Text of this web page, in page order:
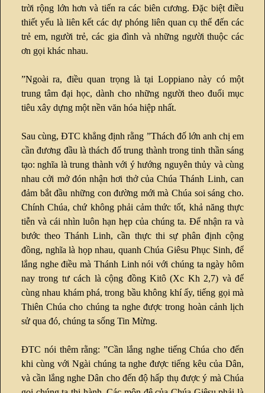
trời rộng lớn hơn và tiến ra các biên cương. Đặc biệt điều
thiết yếu là liên kết các dự phóng liên quan cụ thể đến các
trẻ em, người trẻ, các gia đình và những người thuộc các
ơn gọi khác nhau.
”Ngoài ra, điều quan trọng là tại Loppiano này có một
trung tâm đại học, dành cho những người theo đuổi mục
tiêu xây dựng một nền văn hóa hiệp nhất.
Sau cùng, ĐTC khẳng định rằng ”Thách đố lớn anh chị em
cần đương đầu là thách đố trung thành trong tinh thần sáng
tạo: nghĩa là trung thành với ý hướng nguyên thủy và cùng
nhau cởi mở đón nhận hơi thở của Chúa Thánh Linh, can
đảm bắt đầu những con đường mới mà Chúa soi sáng cho.
Chính Chúa, chứ không phải cảm thức tốt, khả năng thực
tiễn và cái nhìn luôn hạn hẹp của chúng ta. Để nhận ra và
bước theo Thánh Linh, cần thực thi sự phân định cộng
đồng, nghĩa là họp nhau, quanh Chúa Giêsu Phục Sinh, để
lắng nghe điều mà Thánh Linh nói với chúng ta ngày hôm
nay trong tư cách là cộng đồng Kitô (Xc Kh 2,7) và để
cùng nhau khám phá, trong bầu không khí ấy, tiếng gọi mà
Thiên Chúa cho chúng ta nghe được trong hoàn cảnh lịch
sử qua đó, chúng ta sống Tin Mừng.
ĐTC nói thêm rằng: ”Cần lắng nghe tiếng Chúa cho đến
khi cùng với Ngài chúng ta nghe được tiếng kêu của Dân,
và cần lắng nghe Dân cho đến độ hấp thụ được ý mà Chúa